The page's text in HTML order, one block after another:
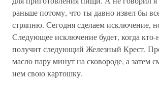
раньше потому, что ты давно извел бы
стряпню. Сегодня сделаем исключение,
Следующее исключение будет, когда кто-
получит следующий Железный Крест.
масло пару минут на сковороде, а затем
нем свою картошку.